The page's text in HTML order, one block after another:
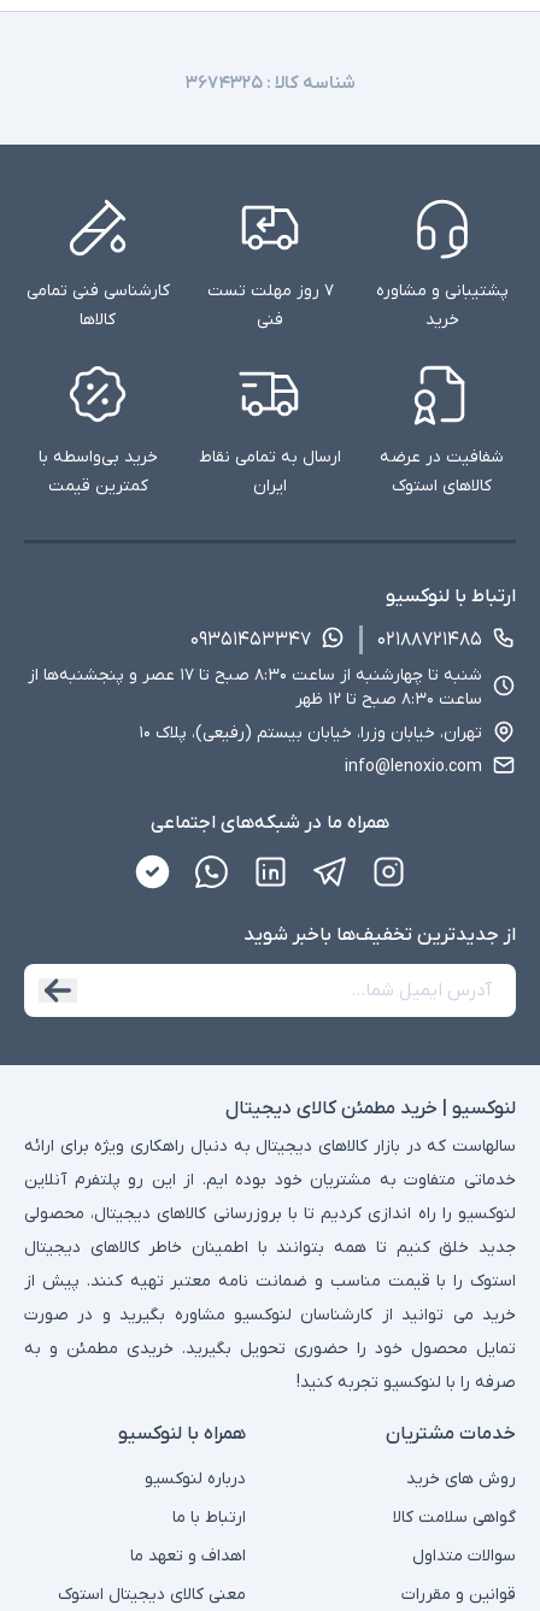
شناسه کالا :۳۶۷۴۳۲۵
پشتیبانی و مشاوره
خرید
۷ روز مهلت تست
فنی
کارشناسی فنی تمامی
کالاها
شفافیت در عرضه
کالاهای استوک
ارسال به تمامی نقاط
ایران
خرید بی‌واسطه با
کمترین قیمت
ارتباط با لنوکسیو
۰۲۱۸۸۷۲۱۴۸۵
۰۹۳۵۱۴۵۳۳۴۷
شنبه تا چهارشنبه از ساعت ۸:۳۰ صبح تا ۱۷ عصر و پنجشنبه‌ها از
ساعت ۸:۳۰ صبح تا ۱۲ ظهر
تهران، خیابان وزرا، خیابان بیستم (رفیعی)، پلاک ۱۰
info@lenoxio.com
همراه ما در شبکه‌های اجتماعی
از جدید‌ترین تخفیف‌ها با‌خبر شوید
لنوکسیو | خرید مطمئن کالای دیجیتال
سالهاست که در بازار کالاهای دیجیتال به دنبال راهکاری ویژه برای ارائه
خدماتی متفاوت به مشتریان خود بوده ایم. از این رو پلتفرم آنلاین
لنوکسیو را راه اندازی کردیم تا با بروزرسانی کالاهای دیجیتال، محصولی
جدید خلق کنیم تا همه بتوانند با اطمینان خاطر کالاهای دیجیتال
استوک را با قیمت مناسب و ضمانت نامه معتبر تهیه کنند. پیش از
خرید می توانید از کارشناسان لنوکسیو مشاوره بگیرید و در صورت
تمایل محصول خود را حضوری تحویل بگیرید. خریدی مطمئن و به
صرفه را با لنوکسیو تجربه کنید!
خدمات مشتریان
روش های خرید
گواهی سلامت کالا
سوالات متداول
قوانین و مقررات
همراه با لنوکسیو
درباره لنوکسیو
ارتباط با ما
اهداف و تعهد ما
معنی کالای دیجیتال استوک